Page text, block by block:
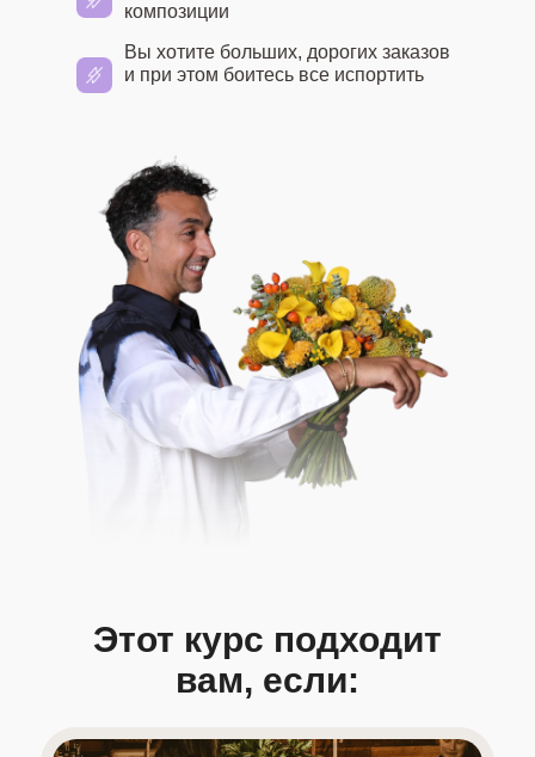
композиции
Вы хотите больших, дорогих заказов
и при этом боитесь все испортить
Этот курс подходит
вам, если: